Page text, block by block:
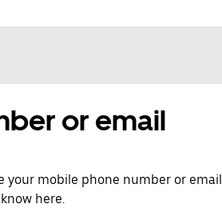
or email
mobile phone number or email
here.